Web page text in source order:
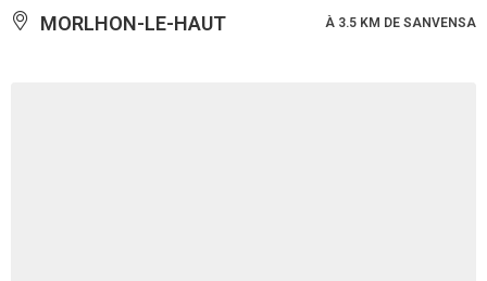
MORLHON-LE-HAUT À 3.5 KM DE SANVENSA